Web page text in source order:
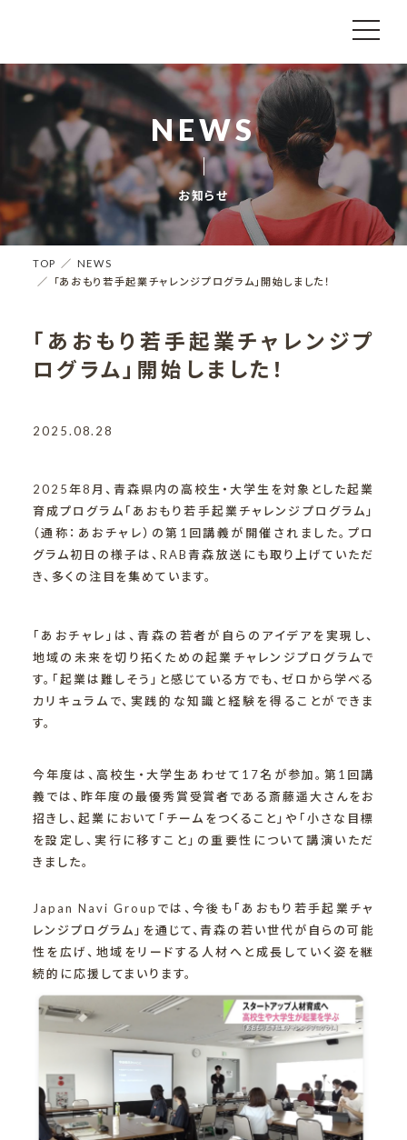
NEWS
お知らせ
TOP
NEWS
「あおもり若手起業チャレンジプログラム」開始しました！
「あおもり若手起業チャレンジプ
ログラム」開始しました！
2025.08.28
2025年8月、青森県内の高校生・大学生を対象とした起業
育成プログラム「あおもり若手起業チャレンジプログラム」
（通称：あおチャレ）の第1回講義が開催されました。プロ
グラム初日の様子は、RAB青森放送にも取り上げていただ
き、多くの注目を集めています。
「あおチャレ」は、青森の若者が自らのアイデアを実現し、
地域の未来を切り拓くための起業チャレンジプログラムで
す。「起業は難しそう」と感じている方でも、ゼロから学べる
カリキュラムで、実践的な知識と経験を得ることができま
す。
今年度は、高校生・大学生あわせて17名が参加。第1回講
義では、昨年度の最優秀賞受賞者である斎藤遥大さんをお
招きし、起業において「チームをつくること」や「小さな目標
を設定し、実行に移すこと」の重要性について講演いただ
きました。
Japan Navi Groupでは、今後も「あおもり若手起業チャ
レンジプログラム」を通じて、青森の若い世代が自らの可能
性を広げ、地域をリードする人材へと成長していく姿を継
続的に応援してまいります。